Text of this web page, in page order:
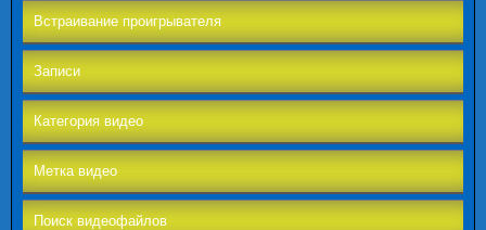
Встраивание проигрывателя
Записи
Категория видео
Метка видео
Поиск видеофайлов